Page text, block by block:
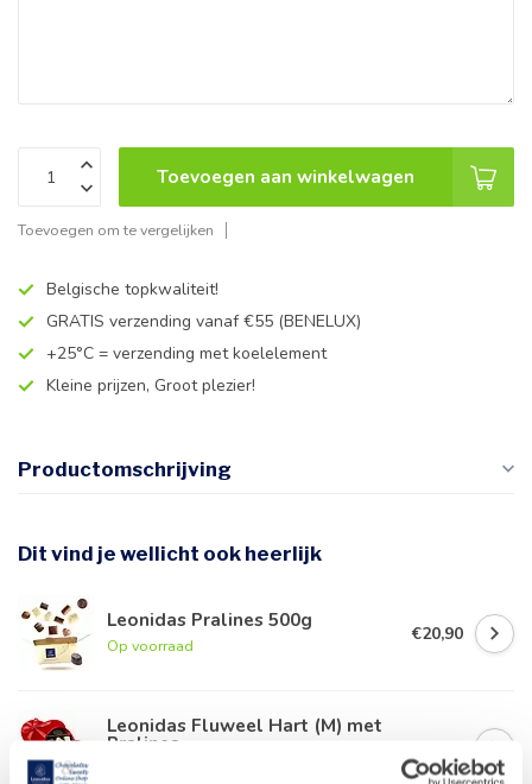
Toevoegen aan winkelwagen
Toevoegen om te vergelijken
Belgische topkwaliteit!
GRATIS verzending vanaf €55 (BENELUX)
+25°C = verzending met koelelement
Kleine prijzen, Groot plezier!
Productomschrijving
Dit vind je wellicht ook heerlijk
Leonidas Pralines 500g
Op voorraad
€20,90
Leonidas Fluweel Hart (M) met
Pralines